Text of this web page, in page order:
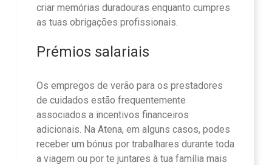
criar memórias duradouras enquanto cumpres
as tuas obrigações profissionais.
Prémios salariais
Os empregos de verão para os prestadores
de cuidados estão frequentemente
associados a incentivos financeiros
adicionais. Na Atena, em alguns casos, podes
receber um bónus por trabalhares durante toda
a viagem ou por te juntares à tua família mais